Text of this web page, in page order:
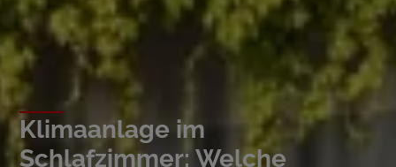
Klimaanlage im
Schlafzimmer: Welche